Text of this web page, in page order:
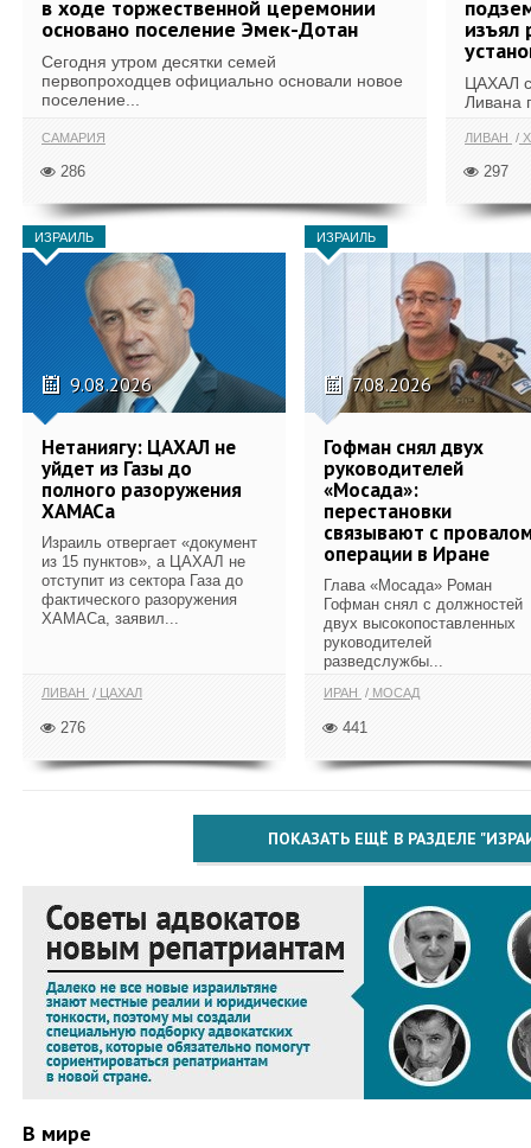
в ходе торжественной церемонии
основано поселение Эмек-Дотан
Сегодня утром десятки семей
первопроходцев официально основали новое
поселение...
САМАРИЯ
286
изъял
ЦАХАЛ
Ливана
ЛИВАН
297
ИЗРАИЛЬ
9.08.2026
Нетаниягу: ЦАХАЛ не
уйдет из Газы до
полного разоружения
ХАМАСа
Израиль отвергает «документ
из 15 пунктов», а ЦАХАЛ не
отступит из сектора Газа до
фактического разоружения
ХАМАСа, заявил...
ЛИВАН ЦАХАЛ
276
ИЗРАИЛЬ
7.08.2026
Гофман снял двух
руководителей
«Мосада»:
перестановки
связывают с
операции в Иране
Глава «Мосада» Роман
Гофман снял с должностей
двух высокопоставленных
руководителей
разведслужбы...
ИРАН МОСАД
441
ПОКАЗАТЬ ЕЩЁ В РАЗДЕЛЕ
В мире